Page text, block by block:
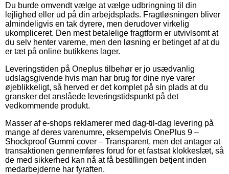
Du burde omvendt vælge at vælge udbringning til din
lejlighed eller ud på din arbejdsplads. Fragtløsningen bliver
almindeligvis en tak dyrere, men derudover virkelig
ukompliceret. Den mest betalelige fragtform er utvivlsomt at
du selv henter varerne, men den løsning er betinget af at du
er tæt på online butikkens lager.
Leveringstiden på Oneplus tilbehør er jo usædvanlig
udslagsgivende hvis man har brug for dine nye varer
øjeblikkeligt, så herved er det komplet på sin plads at du
gransker det anslåede leveringstidspunkt på det
vedkommende produkt.
Masser af e-shops reklamerer med dag-til-dag levering på
mange af deres varenumre, eksempelvis OnePlus 9 –
Shockproof Gummi cover – Transparent, men det antager at
transaktionen gennemføres forud for et fastsat klokkeslæt, så
de med sikkerhed kan nå at få bestillingen betjent inden
medarbejderne har fyraften.